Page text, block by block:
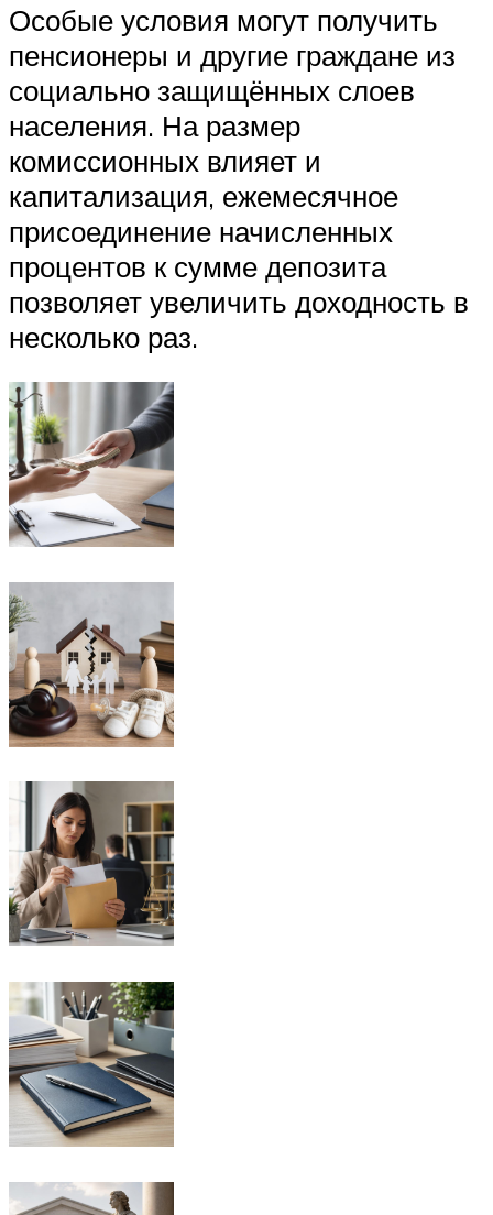
Особые условия могут получить
пенсионеры и другие граждане из
социально защищённых слоев
населения. На размер
комиссионных влияет и
капитализация, ежемесячное
присоединение начисленных
процентов к сумме депозита
позволяет увеличить доходность в
несколько раз.